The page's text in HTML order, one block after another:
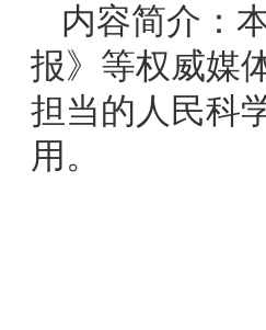
内容简介：
报》等权威媒
担当的人民科
用。